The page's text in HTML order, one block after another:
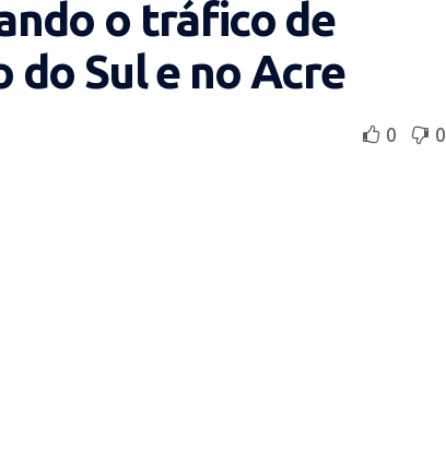
o tráfico de
do Sul e no Acre
0 0